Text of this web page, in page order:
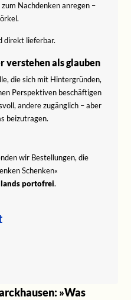
Nachdenken anregen –
direkt lieferbar.
verstehen als glauben
die sich mit Hintergründen,
Perspektiven beschäftigen
andere zugänglich – aber
beizutragen.
wir Bestellungen, die
Schenken«
portofrei.
»Was